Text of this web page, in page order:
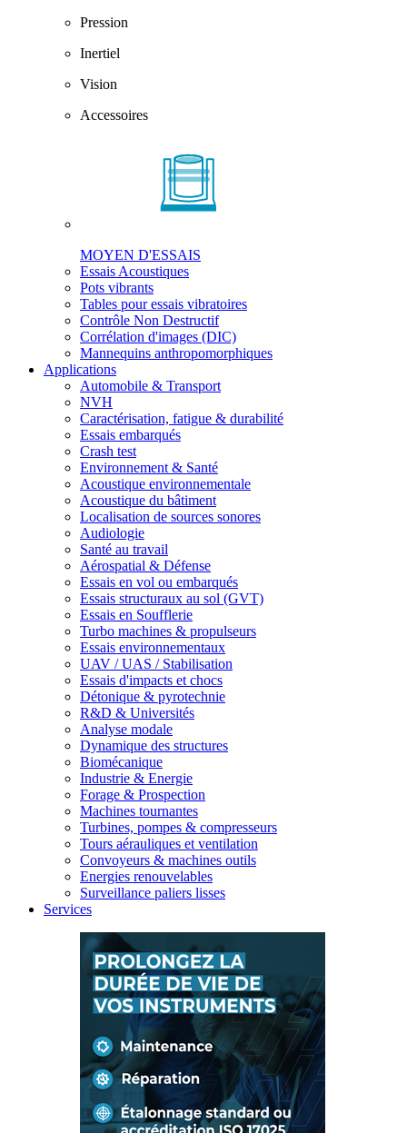
Pression
Inertiel
Vision
Accessoires
MOYEN D'ESSAIS
Essais Acoustiques
Pots vibrants
Tables pour essais vibratoires
Contrôle Non Destructif
Corrélation d'images (DIC)
Mannequins anthropomorphiques
Applications
Automobile & Transport
NVH
Caractérisation, fatigue & durabilité
Essais embarqués
Crash test
Environnement & Santé
Acoustique environnementale
Acoustique du bâtiment
Localisation de sources sonores
Audiologie
Santé au travail
Aérospatial & Défense
Essais en vol ou embarqués
Essais structuraux au sol (GVT)
Essais en Soufflerie
Turbo machines & propulseurs
Essais environnementaux
UAV / UAS / Stabilisation
Essais d'impacts et chocs
Détonique & pyrotechnie
R&D & Universités
Analyse modale
Dynamique des structures
Biomécanique
Industrie & Energie
Forage & Prospection
Machines tournantes
Turbines, pompes & compresseurs
Tours aérauliques et ventilation
Convoyeurs & machines outils
Energies renouvelables
Surveillance paliers lisses
Services